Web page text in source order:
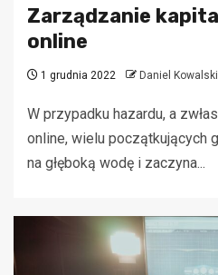
Zarządzanie
online
1 grudnia 2022 Daniel Kowalski
W przypadku hazardu, a
online, wielu początkujących
na głęboką wodę i zaczyna...